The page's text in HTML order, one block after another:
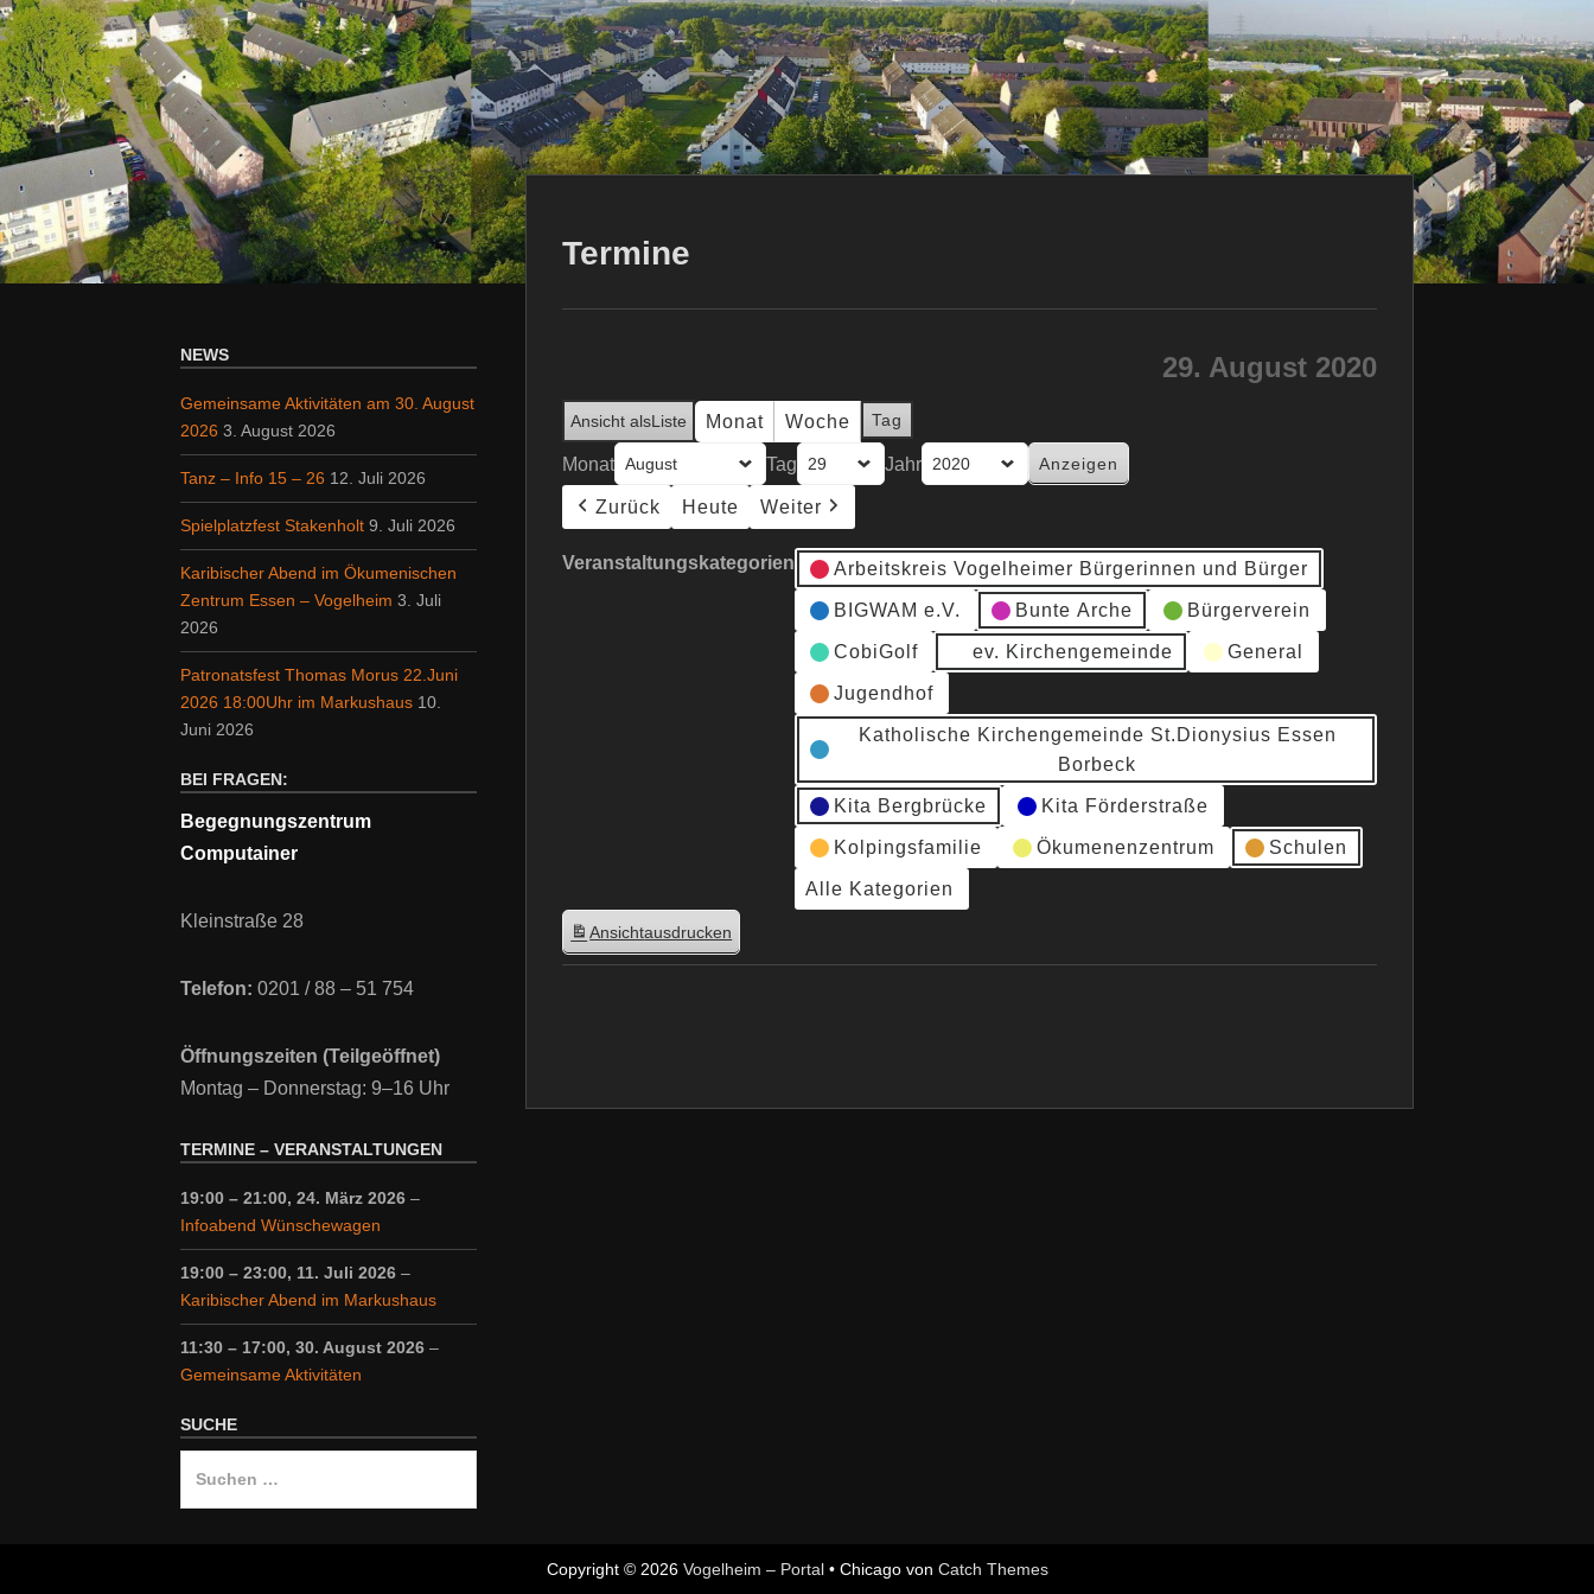
Termine
29. August 2020
Ansicht alsListe Monat Woche Tag
Monat Tag Jahr
Zurück Heute Weiter
Veranstaltungskategorien Arbeitskreis Vogelheimer Bürgerinnen und Bürger
BIGWAM e.V. Bunte Arche Bürgerverein
CobiGolf ev. Kirchengemeinde General
Jugendhof
Katholische Kirchengemeinde St.Dionysius Essen
Borbeck
Kita Bergbrücke Kita Förderstraße
Kolpingsfamilie Ökumenenzentrum Schulen
Alle Kategorien
Ansichtausdrucken
NEWS
Gemeinsame Aktivitäten am 30. August
2026 3. August 2026
Tanz – Info 15 – 26 12. Juli 2026
Spielplatzfest Stakenholt 9. Juli 2026
Karibischer Abend im Ökumenischen
Zentrum Essen – Vogelheim 3. Juli
2026
Patronatsfest Thomas Morus 22.Juni
2026 18:00Uhr im Markushaus 10.
Juni 2026
BEI FRAGEN:
Begegnungszentrum
Computainer
Kleinstraße 28
Telefon: 0201 / 88 – 51 754
Öffnungszeiten (Teilgeöffnet)
Montag – Donnerstag: 9–16 Uhr
TERMINE – VERANSTALTUNGEN
19:00 – 21:00, 24. März 2026 –
Infoabend Wünschewagen
19:00 – 23:00, 11. Juli 2026 –
Karibischer Abend im Markushaus
11:30 – 17:00, 30. August 2026 –
Gemeinsame Aktivitäten
SUCHE
Copyright © 2026 Vogelheim – Portal• Chicago von Catch Themes